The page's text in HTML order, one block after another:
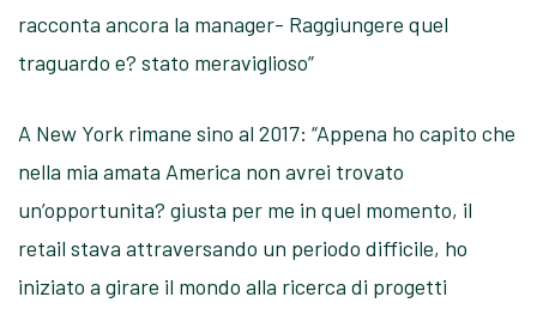
racconta ancora la manager- Raggiungere quel
traguardo e? stato meraviglioso”
A New York rimane sino al 2017: “Appena ho capito che
nella mia amata America non avrei trovato
un’opportunita? giusta per me in quel momento, il
retail stava attraversando un periodo difficile, ho
iniziato a girare il mondo alla ricerca di progetti